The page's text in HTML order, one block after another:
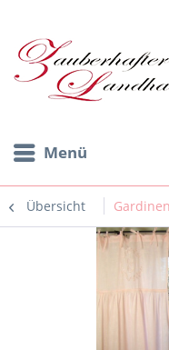
Menü
Übersicht Gardinen